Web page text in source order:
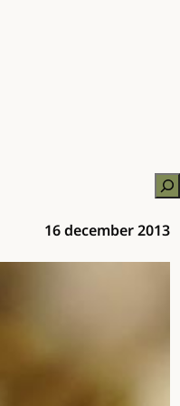
16 december 2013